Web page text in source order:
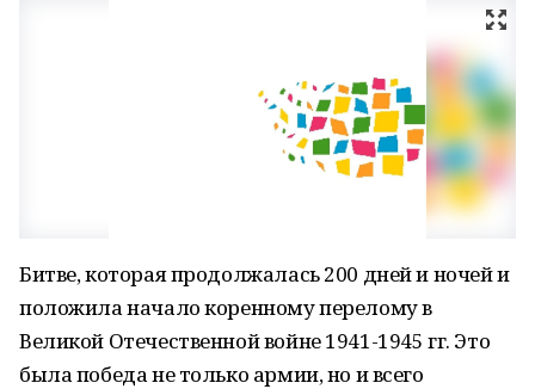
Битве, которая продолжалась 200 дней и ночей и
положила начало коренному перелому в
Великой Отечественной войне 1941-1945 гг. Это
была победа не только армии, но и всего